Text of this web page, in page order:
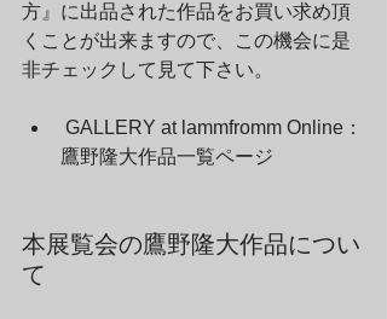
方』に出品された作品をお買い求め頂
くことが出来ますので、この機会に是
非チェックして見て下さい。
鷹野隆大作品一覧ページ
本展覧会の鷹野隆大作品につい
て